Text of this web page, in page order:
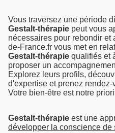
Vous traversez une période
Gestalt-thérapie peut vous
nécessaires pour rebondir et
de-France.fr vous met en
Gestalt-thérapie qualifiés et
proposer un
Explorez leurs profils,
d'expertise et prenez
Votre bien-être est notre
Gestalt-thérapie est une
développer la conscience de